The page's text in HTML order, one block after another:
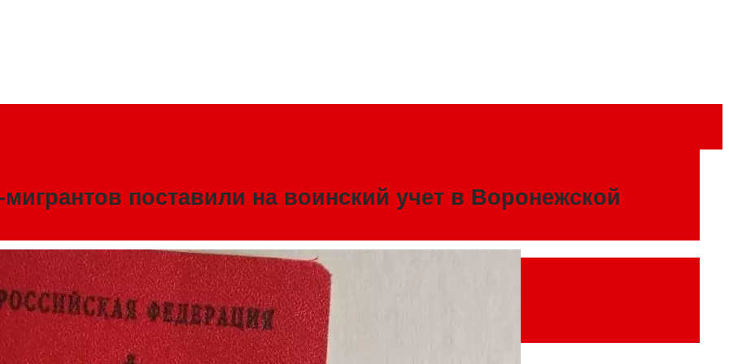
поставили на воинский учет в Воронежской